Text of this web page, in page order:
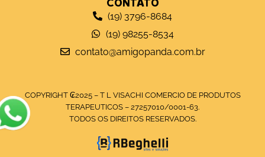
(19) 3796-8684
(19) 98255-8534
contato@amigopanda.com.br
COPYRIGHT ₢2025 – T L VISACHI COMERCIO DE PRODUTOS
TERAPEUTICOS – 27257010/0001-63.
TODOS OS DIREITOS RESERVADOS.